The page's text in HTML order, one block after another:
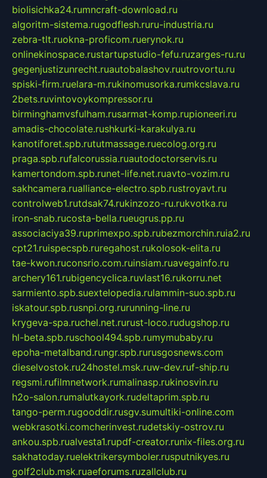
biolisichka24.rumncraft-download.ru
algoritm-sistema.rugodflesh.ruru-industria.ru
zebra-tlt.ruokna-proficom.ruerynok.ru
onlinekinospace.rustartupstudio-fefu.ruzarges-ru.ru
gegenjustizunrecht.ruautobalashov.ruutrovortu.ru
spiski-firm.ruelara-m.rukinomusorka.rumkcslava.ru
2bets.ruvintovoykompressor.ru
birminghamvsfulham.rusarmat-komp.rupioneeri.ru
amadis-chocolate.rushkurki-karakulya.ru
kanotiforet.spb.rututmassage.ruecolog.org.ru
praga.spb.rufalcorussia.ruautodoctorservis.ru
kamertondom.spb.runet-life.net.ruavto-vozim.ru
sakhcamera.rualliance-electro.spb.rustroyavt.ru
controlweb1.rutdsak74.rukinzozo-ru.rukvotka.ru
iron-snab.rucosta-bella.rueugrus.pp.ru
associaciya39.ruprimexpo.spb.rubezmorchin.ruia2.ru
cpt21.ruispecspb.ruregahost.rukolosok-elita.ru
tae-kwon.ruconsrio.com.ruinsiam.ruavegainfo.ru
archery161.rubigencyclica.ruvlast16.rukorru.net
sarmiento.spb.suextelopedia.rulammin-suo.spb.ru
iskatour.spb.rusnpi.org.rurunning-line.ru
krygeva-spa.ruchel.net.rurust-loco.rudugshop.ru
hl-beta.spb.ruschool494.spb.rumymubaby.ru
epoha-metalband.rungr.spb.rurusgosnews.com
dieselvostok.ru24hostel.msk.ruw-dev.ruf-ship.ru
regsmi.rufilmnetwork.rumalinasp.rukinosvin.ru
h2o-salon.rumalutkayork.rudeltaprim.spb.ru
tango-perm.rugooddir.rusgv.sumultiki-online.com
webkrasotki.comcherinvest.rudetskiy-ostrov.ru
ankou.spb.rualvesta1.rupdf-creator.runix-files.org.ru
sakhatoday.ruelektrikersymboler.rusputnikyes.ru
golf2club.msk.ruaeforums.ruzallclub.ru